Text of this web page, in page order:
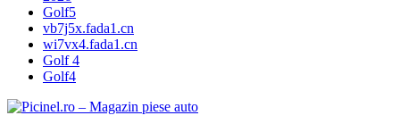
Golf5
vb7j5x.fada1.cn
wi7vx4.fada1.cn
Golf 4
Golf4